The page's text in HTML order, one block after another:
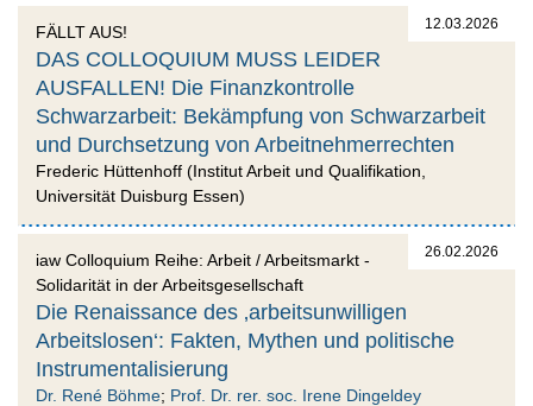
12.03.2026
FÄLLT AUS!
DAS COLLOQUIUM MUSS LEIDER
AUSFALLEN! Die Finanzkontrolle
Schwarzarbeit: Bekämpfung von Schwarzarbeit
und Durchsetzung von Arbeitnehmerrechten
Frederic Hüttenhoff (Institut Arbeit und Qualifikation,
Universität Duisburg Essen)
26.02.2026
iaw Colloquium Reihe: Arbeit / Arbeitsmarkt -
Solidarität in der Arbeitsgesellschaft
Die Renaissance des ‚arbeitsunwilligen
Arbeitslosen‘: Fakten, Mythen und politische
Instrumentalisierung
Dr. René Böhme; Prof. Dr. rer. soc. Irene Dingeldey